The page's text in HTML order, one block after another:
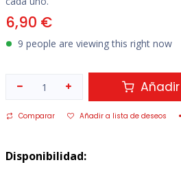
6,90 €
9 people are viewing this right now
Comparar Añadir a lista de deseos
Disponibilidad: